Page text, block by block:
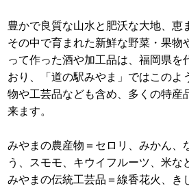
豊かで良質な山水と肥沃な大地、恵
その中で育まれた新鮮な野菜・果物
って作った酒や加工品は、福岡県を
おり、「道の駅みやま」ではこのよ
物や工芸品なども含め、多くの特産
来ます。
みやまの農産物＝セロリ、みかん、
う、スモモ、キウイフルーツ、米な
みやまの伝統工芸品＝線香花火、き